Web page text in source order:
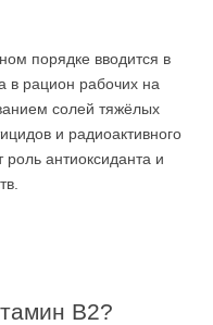
порядке вводится в
в рацион рабочих на
солей тяжёлых
и радиоактивного
антиоксиданта и
В2?